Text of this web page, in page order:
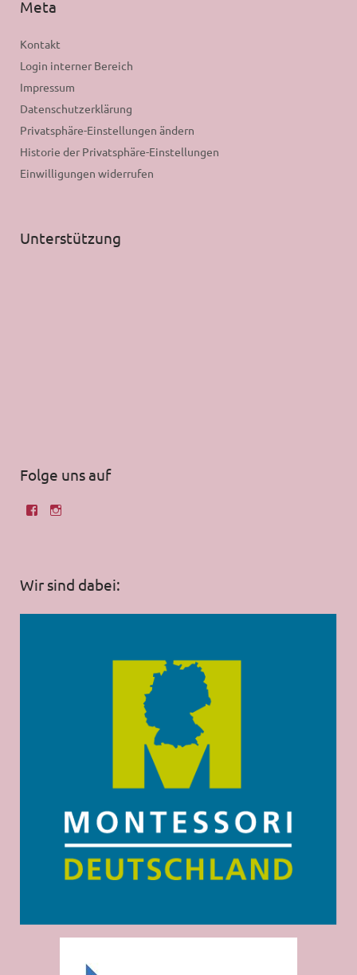
Meta
Kontakt
Login interner Bereich
Impressum
Datenschutzerklärung
Privatsphäre-Einstellungen ändern
Historie der Privatsphäre-Einstellungen
Einwilligungen widerrufen
Unterstützung
Folge uns auf
Wir sind dabei: